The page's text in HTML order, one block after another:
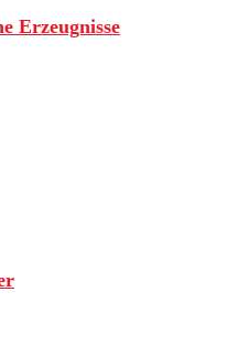
Erzeugnisse